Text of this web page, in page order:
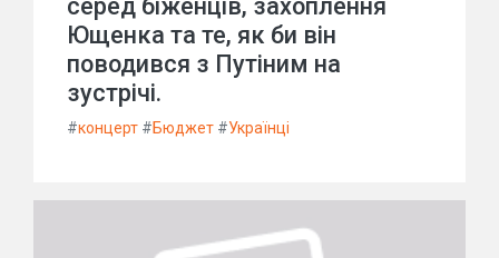
серед біженців, захоплення
Ющенка та те, як би він
поводився з Путіним на
зустрічі.
#концерт #Бюджет #Українці